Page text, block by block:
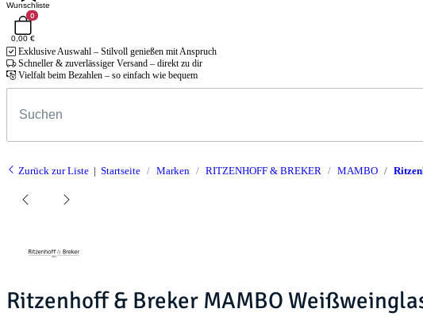
Wunschliste
0
0,00 €
Exklusive Auswahl – Stilvoll genießen mit Anspruch
Schneller & zuverlässiger Versand – direkt zu dir
Vielfalt beim Bezahlen – so einfach wie bequem
Zurück zur Liste Startseite Marken RITZENHOFF & BREKER MAMBO
Ritzenhoff & Breker MAMBO